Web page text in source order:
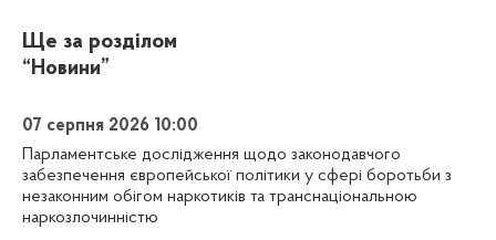
Ще за розділом
“Новини”
07 серпня 2026 10:00
Парламентське дослідження щодо законодавчого
забезпечення європейської політики у сфері боротьби з
незаконним обігом наркотиків та транснаціональною
наркозлочинністю